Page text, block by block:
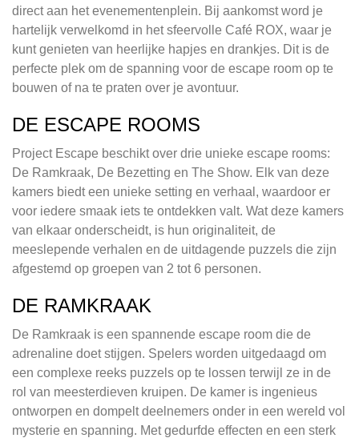
direct aan het evenementenplein. Bij aankomst word je
hartelijk verwelkomd in het sfeervolle Café ROX, waar je
kunt genieten van heerlijke hapjes en drankjes. Dit is de
perfecte plek om de spanning voor de escape room op te
bouwen of na te praten over je avontuur.
DE ESCAPE ROOMS
Project Escape beschikt over drie unieke escape rooms:
De Ramkraak, De Bezetting en The Show. Elk van deze
kamers biedt een unieke setting en verhaal, waardoor er
voor iedere smaak iets te ontdekken valt. Wat deze kamers
van elkaar onderscheidt, is hun originaliteit, de
meeslepende verhalen en de uitdagende puzzels die zijn
afgestemd op groepen van 2 tot 6 personen.
DE RAMKRAAK
De Ramkraak is een spannende escape room die de
adrenaline doet stijgen. Spelers worden uitgedaagd om
een complexe reeks puzzels op te lossen terwijl ze in de
rol van meesterdieven kruipen. De kamer is ingenieus
ontworpen en dompelt deelnemers onder in een wereld vol
mysterie en spanning. Met gedurfde effecten en een sterk